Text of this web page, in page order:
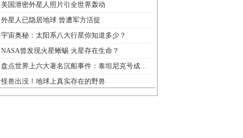
美国泄密外星人照片引全世界轰动
外星人已隐居地球 曾遭军方活捉
宇宙奥秘：太阳系八大行星你知道多少？
NASA曾发现火星蜥蜴 火星存在生命？
盘点世界上六大著名沉船事件：泰坦尼克号成经典
怪兽出没！地球上真实存在的野兽